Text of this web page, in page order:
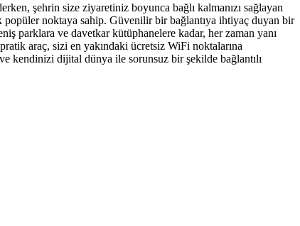
şehrin size ziyaretiniz boyunca bağlı kalmanızı sağlayan
noktaya sahip. Güvenilir bir bağlantıya ihtiyaç duyan bir
parklara ve davetkar kütüphanelere kadar, her zaman yanı
araç, sizi en yakındaki ücretsiz WiFi noktalarına
kendinizi dijital dünya ile sorunsuz bir şekilde bağlantılı